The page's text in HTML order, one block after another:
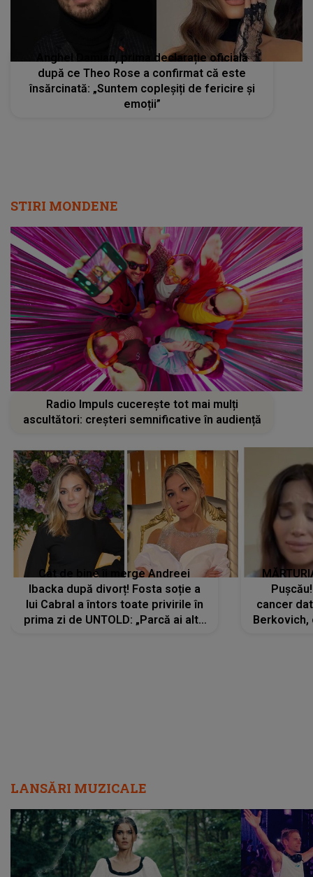
Anghel Damian, prima declarație oficială
după ce Theo Rose a confirmat că este
însărcinată: „Suntem copleșiți de fericire și
emoții”
STIRI MONDENE
Radio Impuls cucerește tot mai mulți
ascultători: creșteri semnificative în audiență
Cât de bine îi merge Andreei
Ibacka după divorț! Fosta soție a
lui Cabral a întors toate privirile în
prima zi de UNTOLD: „Parcă ai altă
cancer
Berkovich,
LANSĂRI MUZICALE